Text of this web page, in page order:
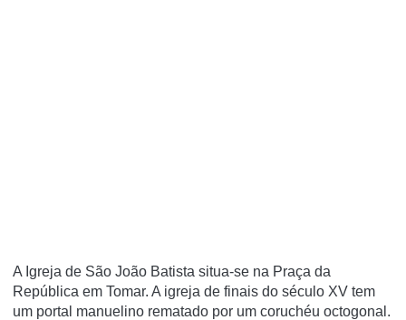
A Igreja de São João Batista situa-se na Praça da
República em Tomar. A igreja de finais do século XV tem
um portal manuelino rematado por um coruchéu octogonal.